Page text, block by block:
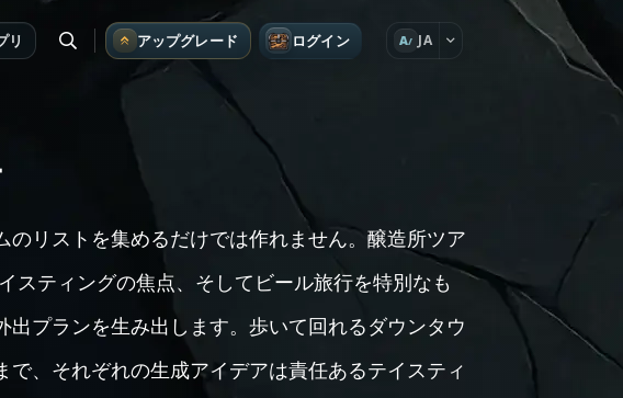
リ アップグレード ログイン A JA
リストを集めるだけでは作れません。醸造所ツア
スティングの焦点、そしてビール旅行を特別なも
プランを生み出します。歩いて回れるダウンタウ
、それぞれの生成アイデアは責任あるテイスティ